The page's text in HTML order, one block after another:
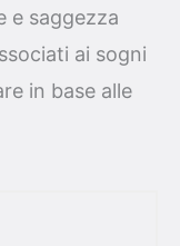
e saggezza
ai sogni
in base alle